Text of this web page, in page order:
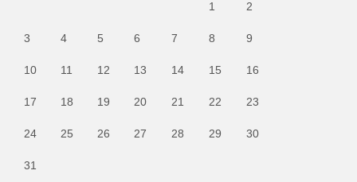
1 2
3 4 5 6 7 8 9
10 11 12 13 14 15 16
17 18 19 20 21 22 23
24 25 26 27 28 29 30
31